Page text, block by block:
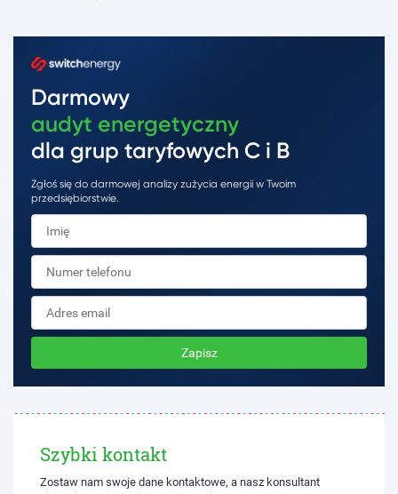
Darmowy
audyt energetyczny
dla grup taryfowych C i B
Zgłoś się do darmowej analizy zużycia energii w Twoim
przedsiębiorstwie.
Zapisz
Szybki kontakt
Zostaw nam swoje dane kontaktowe, a nasz konsultant